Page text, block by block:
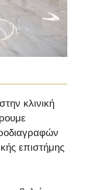
κλινική
επιστήμης